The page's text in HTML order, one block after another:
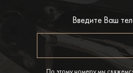
Введите Ваш